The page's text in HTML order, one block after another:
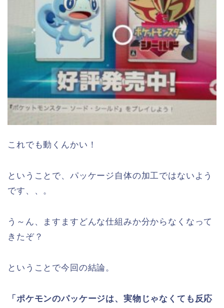
これでも動くんかい！
ということで、パッケージ自体の加工ではないよう
です、、。
う～ん、ますますどんな仕組みか分からなくなって
きたぞ？
ということで今回の結論。
「ポケモンのパッケージは、実物じゃなくても反応